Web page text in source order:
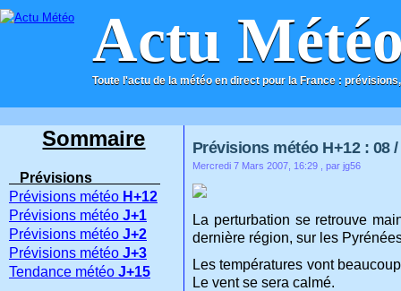
Actu
Toute l'actu de la météo en direct pour la France :
ACCUEIL CONTACT
Prévisions météo H+12 : 08
Mercredi 7 Mars 2007, 16:29 , par jg56
La perturbation se retrouve
dernière région, sur les
Les températures vont
Le vent se sera calmé.
Sommaire
Prévisions
Prévisions météo H+12
Prévisions météo J+1
Prévisions météo J+2
Prévisions météo J+3
Tendance météo J+15